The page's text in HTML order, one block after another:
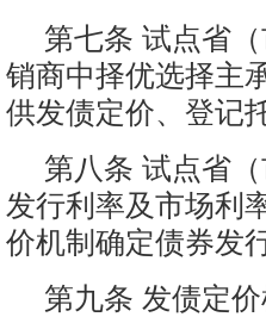
第七条 试点省
销商中择优选择主
供发债定价、登记
第八条 试点省
发行利率及市场利
价机制确定债券发
第九条 发债定